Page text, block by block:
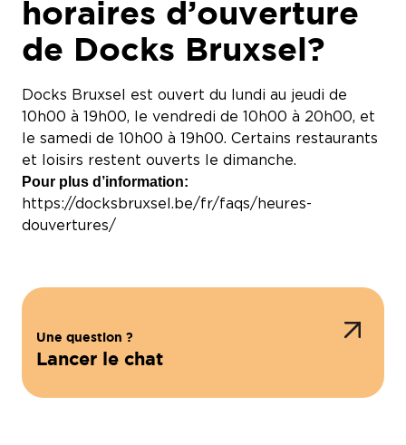
horaires d’ouverture
de Docks Bruxsel?
Docks Bruxsel est ouvert du lundi au jeudi de
10h00 à 19h00, le vendredi de 10h00 à 20h00, et
le samedi de 10h00 à 19h00. Certains restaurants
et loisirs restent ouverts le dimanche.
Pour plus d’information:
https://docksbruxsel.be/fr/faqs/heures-
douvertures/
Une question ?
Lancer le chat